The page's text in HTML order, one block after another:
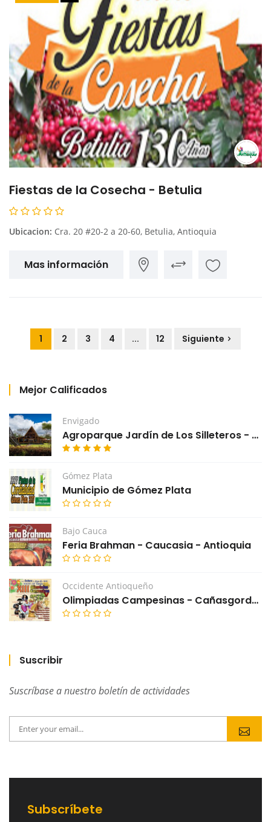
Fiestas de la Cosecha - Betulia
Ubicacion: Cra. 20 #20-2 a 20-60, Betulia, Antioquia
Mas información
1 2 3 4 ... 12 Siguiente
Mejor Calificados
Envigado
Agroparque Jardín de Los Silleteros - Envigado
Gómez Plata
Municipio de Gómez Plata
Bajo Cauca
Feria Brahman - Caucasia - Antioquia
Occidente Antioqueño
Olimpiadas Campesinas - Cañasgordas - Antioquia
Suscribir
Suscríbase a nuestro boletín de actividades
Subscríbete